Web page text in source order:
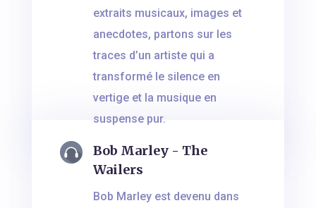
extraits musicaux, images et
anecdotes, partons sur les
traces d’un artiste qui a
transformé le silence en
vertige et la musique en
suspense pur.
Bob Marley - The
Wailers
Bob Marley est devenu dans